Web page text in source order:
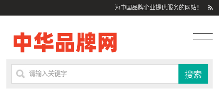
为中国品牌企业提供服务的网站！